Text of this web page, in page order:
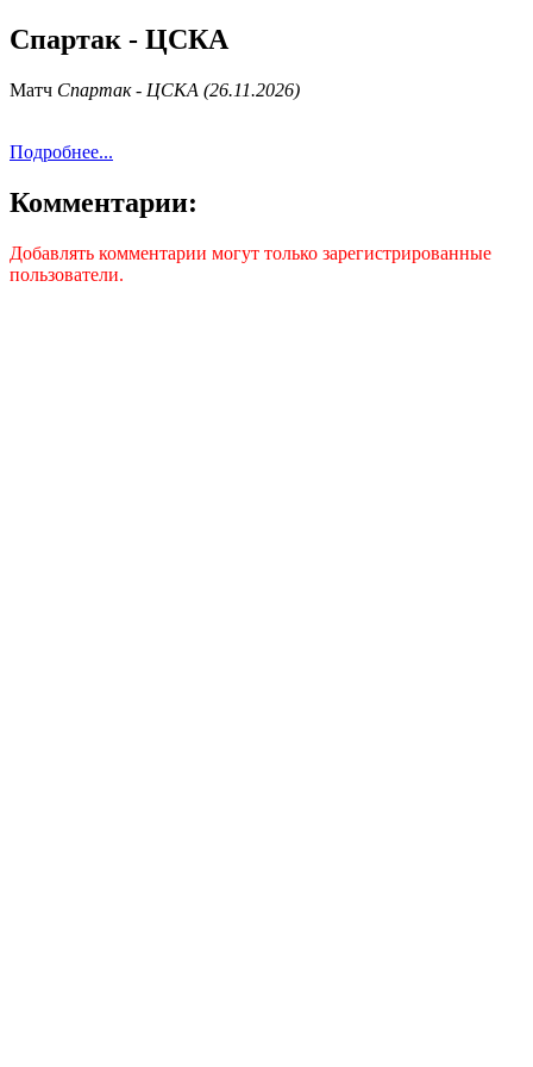
Спартак - ЦСКА
Матч Спартак - ЦСКА (26.11.2026)
Подробнее...
Комментарии:
Добавлять комментарии могут только зарегистрированные
пользователи.